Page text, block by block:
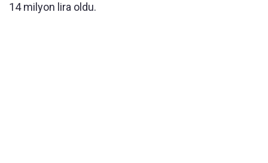
14 milyon lira oldu.